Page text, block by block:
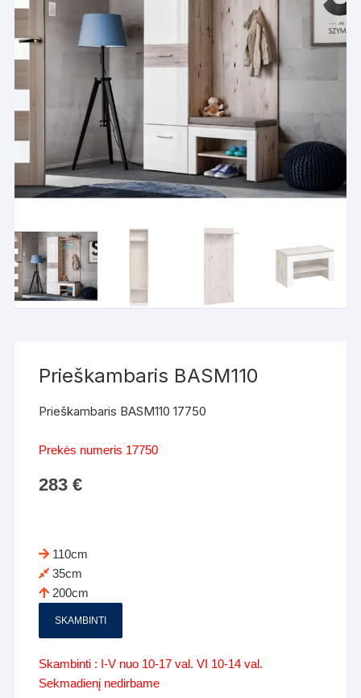
Prieškambaris BASM110
Prieškambaris BASM110 17750
Prekės numeris 17750
283€
110cm
35cm
200cm
SKAMBINTI
Skambinti : I-V nuo 10-17 val. VI 10-14 val.
Sekmadienį nedirbame